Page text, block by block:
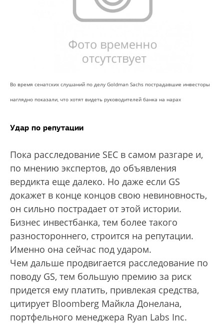
Во время сенатских слушаний по делу Goldman Sachs пострадавшие инвесторы
наглядно показали, что хотят видеть руководителей банка на нарах
Удар по репутации
Пока расследование SEC в самом разгаре и,
по мнению экспертов, до объявления
вердикта еще далеко. Но даже если GS
докажет в конце концов свою невиновность,
он сильно пострадает от этой истории.
Бизнес инвестбанка, тем более такого
разностороннего, строится на репутации.
Именно она сейчас под ударом.
Чем дальше продвигается расследование по
поводу GS, тем большую премию за риск
придется ему платить, привлекая средства,
цитирует Bloomberg Майкла Донелана,
портфельного менеджера Ryan Labs Inc.